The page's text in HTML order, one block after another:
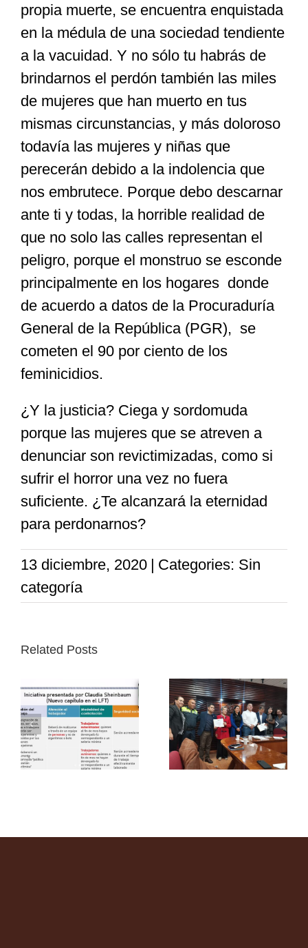
propia muerte, se encuentra enquistada
en la médula de una sociedad tendiente
a la vacuidad. Y no sólo tu habrás de
brindarnos el perdón también las miles
de mujeres que han muerto en tus
mismas circunstancias, y más doloroso
todavía las mujeres y niñas que
perecerán debido a la indolencia que
nos embrutece. Porque debo descarnar
ante ti y todas, la horrible realidad de
que no solo las calles representan el
peligro, porque el monstruo se esconde
principalmente en los hogares donde
de acuerdo a datos de la Procuraduría
General de la República (PGR), se
cometen el 90 por ciento de los
feminicidios.
¿Y la justicia? Ciega y sordomuda
porque las mujeres que se atreven a
denunciar son revictimizadas, como si
sufrir el horror una vez no fuera
suficiente. ¿Te alcanzará la eternidad
para perdonarnos?
13 diciembre, 2020 | Categories: Sin
categoría
Related Posts